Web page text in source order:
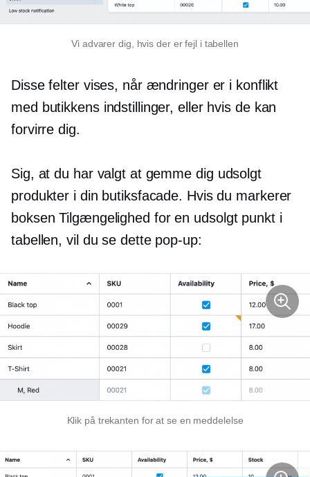
Vi advarer dig, hvis der er fejl i tabellen
Disse felter vises, når ændringer er i konflikt
med butikkens indstillinger, eller hvis de kan
forvirre dig.
Sig, at du har valgt at gemme dig udsolgt
produkter i din butiksfacade. Hvis du markerer
boksen Tilgængelighed for en udsolgtpunkt i
tabellen, vil du se dette pop-up:
Klik på trekanten for at se en meddelelse